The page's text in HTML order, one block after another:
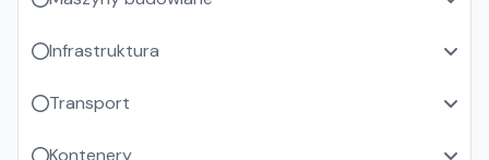
Infrastruktura
Transport
Kontenery